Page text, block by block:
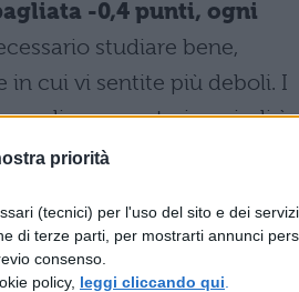
priorità
(tecnici) per l'uso del sito e dei
di terze parti, per mostrarti annunci
consenso.
policy, leggi cliccando qui
-0,4 punti, ogni
studiare bene,
in cui vi sentite più deboli. I
diverse materie quindi è
noi a darvi una mano.
utile perché vi consente